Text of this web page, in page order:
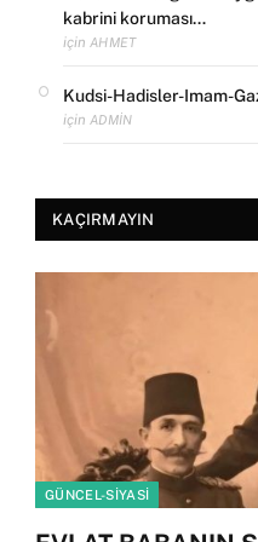
kabrini koruması…
için AHMET
Kudsi-Hadisler-Imam-
için ADMIN
KAÇIRMAYIN
GÜNCEL-SIYASI